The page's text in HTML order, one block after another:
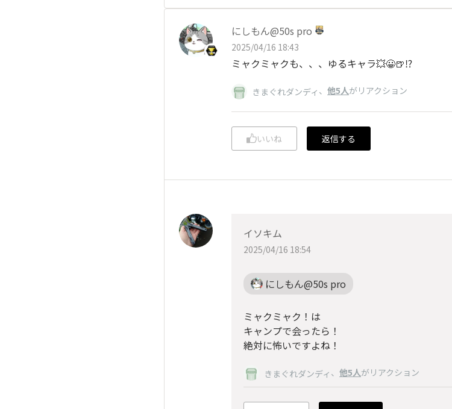
にしもん@50s pro
2025/04/16 18:43
ミャクミャクも、、、ゆるキャラ💥😀🍺⁉️
きまぐれダンディ 、 他5人がリアクション
いいね 返信する
イソキム
2025/04/16 18:54
にしもん@50s pro
ミャクミャク！は
キャンプで会ったら！
絶対に怖いですよね！
きまぐれダンディ 、 他5人がリアクション